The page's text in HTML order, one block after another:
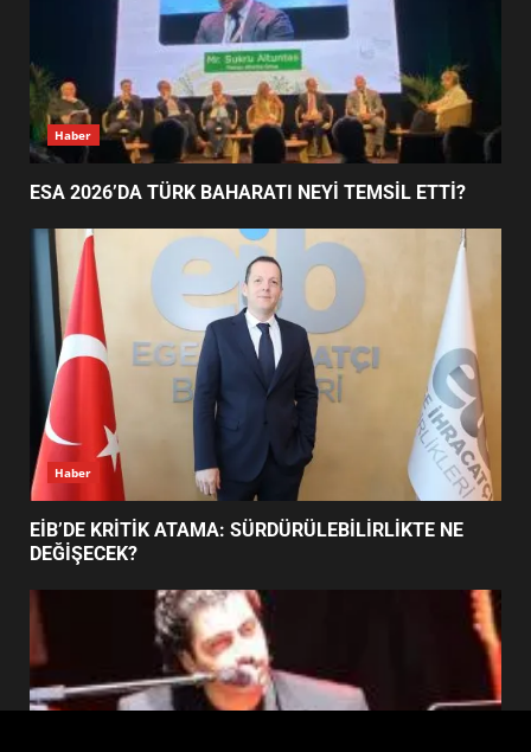
3
EİB’DE KRİTİK ATAMA:
SÜRDÜRÜLEBİLİRLİKTE NE
DEĞİŞECEK?
4
FİNALİNDE NE BAŞARDI?
5
BALIKESİR MÜZELERİNDE SÜRE
UZATILDI: NE DEĞİŞTİ?
BURHANİYE SATRANÇ
TURNUVASI KAYITLARI NEYİ
7
BURHANİYE BELEDİYESPOR’DA
YENİ YÖNETİM NASIL
ŞEKİLLENDİ?
Haber
ESA 2026’DA TÜRK BAHARATI NEYİ TEMSİL ETTİ?
Haber
EİB’DE KRİTİK ATAMA: SÜRDÜRÜLEBİLİRLİKTE NE
DEĞİŞECEK?